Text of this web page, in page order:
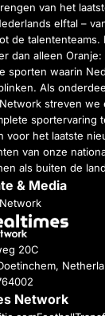
van het
elftal –
de talententeams.
dan alleen
sporten waarin
Als
streven we
sportervaring
voor het laatste
van onze
als buiten de
& Media
20C
Network